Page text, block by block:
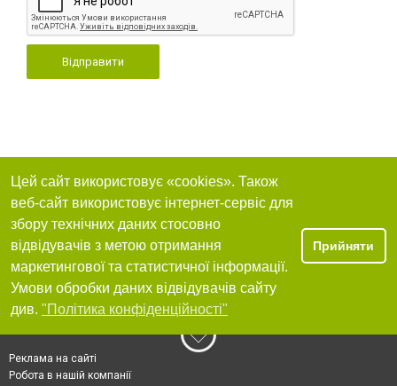
Відправити
Цей сайт використовує «cookies». Також
веб-сайт використовує інтернет-сервіс для
збору технічних даних стосовно
відвідувачів з метою отримання
маркетингової та статистичної інформації.
Умови обробки даних відвідувачів сайту
див. "Політика конфіденційності"
Прийняти
Реклама на сайті
Робота в нашій компанії